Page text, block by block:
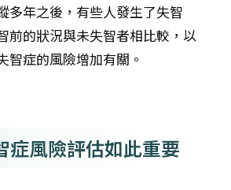
多年之後，有些人發生了失智
前的狀況與未失智者相比較，以
智症的風險增加有關。
症風險評估如此重要